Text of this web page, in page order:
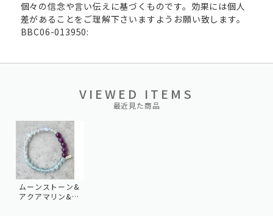
個々の信念や言い伝えに基づくものです。効果には個人
差があることをご理解下さいますようお願い致します。
BBC06-013950:
VIEWED ITEMS
最近見た商品
ムーンストーン&
アクアマリン&ル